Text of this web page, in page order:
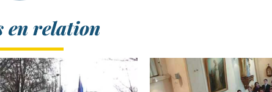
en relation